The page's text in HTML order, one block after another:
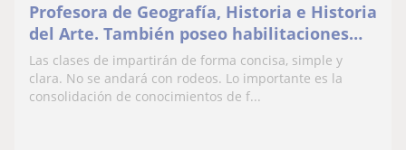
Profesora de Geografía, Historia e Historia
del Arte. También poseo habilitaciones
inglés. Ofrezco clases a alumnos de
primaria, secundaria y bachillerato
Las clases de impartirán de forma concisa, simple y
clara. No se andará con rodeos. Lo importante es la
consolidación de conocimientos de f...